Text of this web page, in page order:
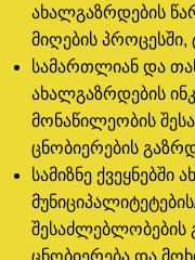
ახალგაზრდების
მიღების
სამართლიან და
ახალგაზრდების
მონაწილეობის
ცნობიერების
სამიზნე
შესაძლებლობების
ცნობიერება და